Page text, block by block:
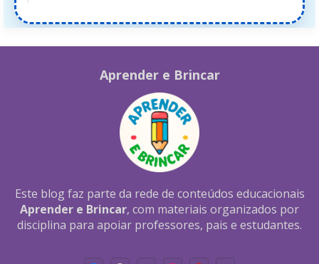
Aprender e Brincar
Este blog faz parte da rede de conteúdos educacionais
Aprender e Brincar, com materiais organizados por
disciplina para apoiar professores, pais e estudantes.